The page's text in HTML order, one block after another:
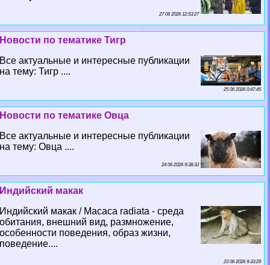
27 06 2026 12:53:27
Новости по тематике Тигр
Все актуальные и интересные публикации
на тему: Тигр ....
25 06 2026 0:47:45
Новости по тематике Овца
Все актуальные и интересные публикации
на тему: Овца ....
24 06 2026 9:38:33
Индийский макак
Индийский макак / Macaca radiata - среда
обитания, внешний вид, размножение,
особенности поведения, образ жизни,
поведение....
23 06 2026 9:33:29